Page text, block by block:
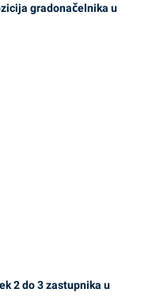
gradonačelnika u
2 do 3 zastupnika u